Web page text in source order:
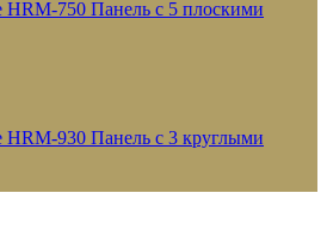
HRM-750 Панель с 5 плоскими
HRM-930 Панель с 3 круглыми